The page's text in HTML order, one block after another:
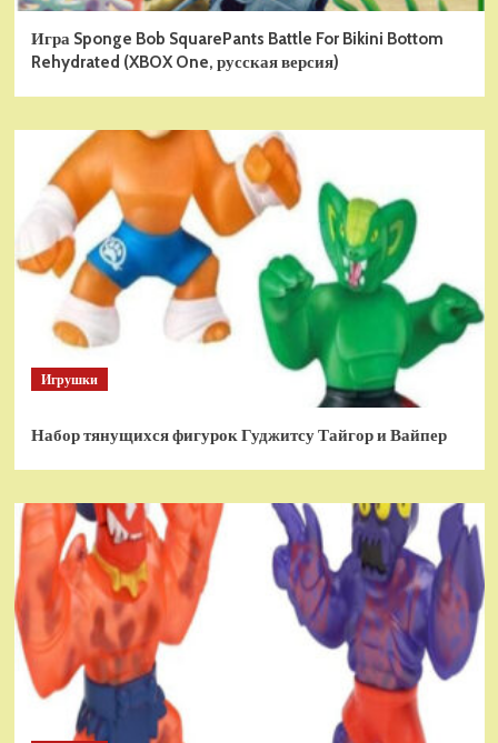
Игра Sponge Bob SquarePants Battle For Bikini Bottom
Rehydrated (XBOX One, русская версия)
Игрушки
Набор тянущихся фигурок Гуджитсу Тайгор и Вайпер